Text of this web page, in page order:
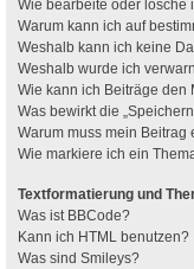
Wie bearbeite oder lösche
Warum kann ich auf
Weshalb kann ich keine
Weshalb wurde ich
Wie kann ich Beiträge den
Was bewirkt die
Warum muss mein
Wie markiere ich ein
Textformatierung und
Was ist BBCode?
Kann ich HTML benutzen?
Was sind Smileys?